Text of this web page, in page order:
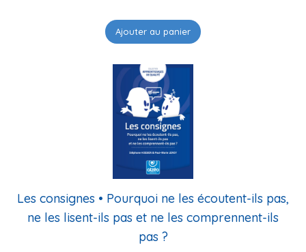
Ajouter au panier
Les consignes • Pourquoi ne les écoutent-ils pas,
ne les lisent-ils pas et ne les comprennent-ils
pas ?